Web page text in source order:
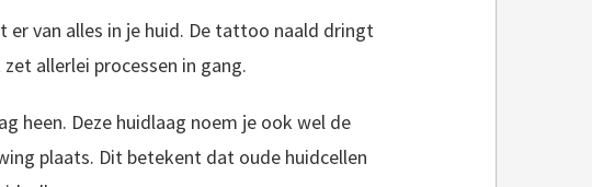
van alles in je huid. De tattoo naald dringt
allerlei processen in gang.
heen. Deze huidlaag noem je ook wel de
plaats. Dit betekent dat oude huidcellen